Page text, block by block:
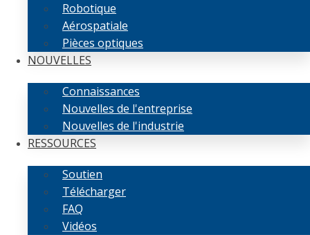
Robotique
Aérospatiale
Pièces optiques
NOUVELLES
Connaissances
Nouvelles de l'entreprise
Nouvelles de l'industrie
RESSOURCES
Soutien
Télécharger
FAQ
Vidéos